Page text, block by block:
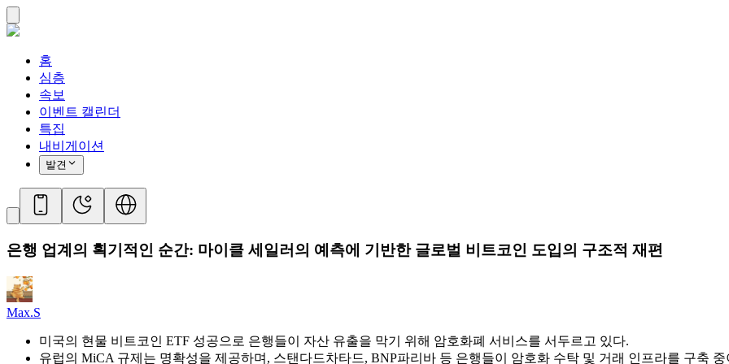
홈
심층
속보
이벤트 캘린더
특집
내비게이션
발견
은행 업계의 획기적인 순간: 마이클 세일러의 예측에 기반한 글로벌 비트코인 ​​도입의 구조적 재편
Max.S
미국의 현물 비트코인 ETF 성공으로 은행들이 자산 유출을 막기 위해 암호화폐 서비스를 서두르고 있다.
유럽의 MiCA 규제는 명확성을 제공하며, 스탠다드차타드, BNP파리바 등 은행들이 암호화 수탁 및 거래 인프라를 구축 중